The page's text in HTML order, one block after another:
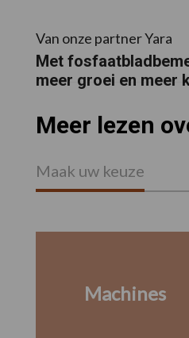
Van onze partner Yara
Met
meer groei en meer
Meer lezen
Maak uw keuze
Machines